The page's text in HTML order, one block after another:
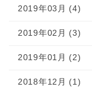
2019年03月 (4)
2019年02月 (3)
2019年01月 (2)
2018年12月 (1)